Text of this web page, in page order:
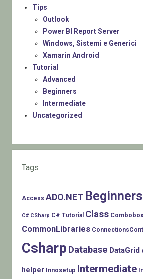
Tips
Outlook
Power BI Report Server
Windows, Sistemi e Generici
Xamarin Android
Tutorial
Advanced
Beginners
Intermediate
Uncategorized
Tags
Access ADO.NET Beginners
C# CSharp C# Tutorial Class Combobox
CommonLibraries
Csharp Database DataGrid
helper Innosetup Intermediate